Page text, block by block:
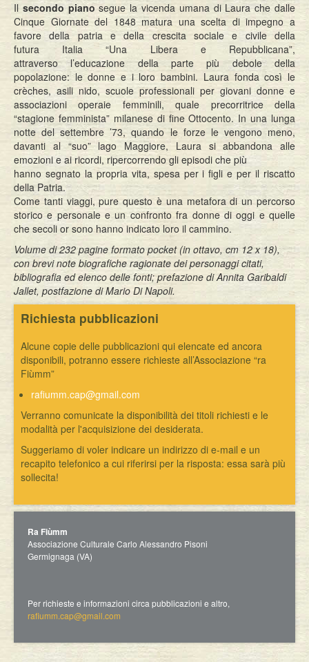
Il secondo pianosegue la vicenda umana di Laura che dalle
Cinque Giornate del 1848 matura una scelta di impegno a
favore della patria e della crescita sociale e civile della
futura Italia “Una Libera e Repubblicana”,
attraverso l’educazione della parte più debole della
popolazione: le donne e i loro bambini. Laura fonda così le
crèches, asili nido, scuole professionali per giovani donne e
associazioni operaie femminili, quale precorritrice della
“stagione femminista” milanese di fine Ottocento. In una lunga
notte del settembre ’73, quando le forze le vengono meno,
davanti al “suo” lago Maggiore, Laura si abbandona alle
emozioni e ai ricordi, ripercorrendo gli episodi che più
hanno segnato la propria vita, spesa per i figli e per il riscatto
della Patria.
Come tanti viaggi, pure questo è una metafora di un percorso
storico e personale e un confronto fra donne di oggi e quelle
che secoli or sono hanno indicato loro il cammino.
Volume di 232 pagine formato pocket (in ottavo, cm 12 x 18),
con brevi note biografiche ragionate dei personaggi citati,
bibliografia ed elenco delle fonti; prefazione di Annita Garibaldi
Jallet, postfazione di Mario Di Napoli.
Richiesta pubblicazioni
Alcune copie delle pubblicazioni qui elencate ed ancora
disponibili, potranno essere richieste all’Associazione “ra
Fiùmm”
rafiumm.cap@gmail.com
Verranno comunicate la disponibilità dei titoli richiesti e le
modalità per l'acquisizione dei desiderata.
Suggeriamo di voler indicare un indirizzo di e-mail e un
recapito telefonico a cui riferirsi per la risposta: essa sarà più
sollecita!
Ra Fiùmm
Associazione Culturale Carlo Alessandro Pisoni
Germignaga (VA)
Per richieste e informazioni circa pubblicazioni e altro,
rafiumm.cap@gmail.com